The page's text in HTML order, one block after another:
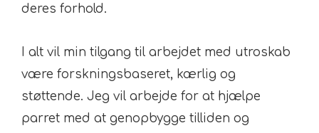
deres forhold.
I alt vil min tilgang til arbejdet med utroskab
være forskningsbaseret, kærlig og
støttende. Jeg vil arbejde for at hjælpe
parret med at genopbygge tilliden og